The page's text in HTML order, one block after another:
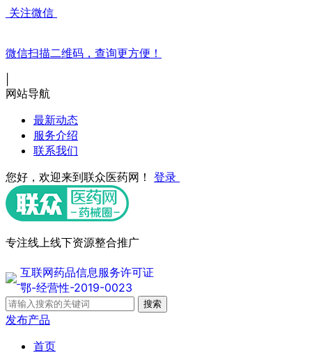
关注微信
微信扫描二维码，查询更方便！
网站导航
最新动态
服务介绍
联系我们
您好，欢迎来到联众医药网！ 登录
专注线上线下资源整合推广
互联网药品信息服务许可证
鄂-经营性-2019-0023
搜索
发布产品
首页